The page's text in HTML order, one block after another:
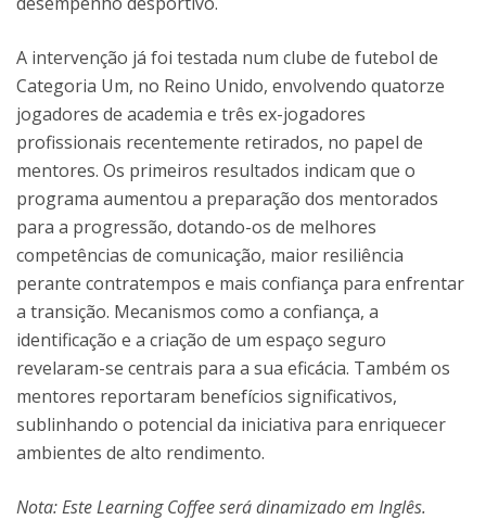
A intervenção já foi testada num clube de futebol de
Categoria Um, no Reino Unido, envolvendo quatorze
jogadores de academia e três ex-jogadores
profissionais recentemente retirados, no papel de
mentores. Os primeiros resultados indicam que o
programa aumentou a preparação dos mentorados
para a progressão, dotando-os de melhores
competências de comunicação, maior resiliência
perante contratempos e mais confiança para enfrentar
a transição. Mecanismos como a confiança, a
identificação e a criação de um espaço seguro
revelaram-se centrais para a sua eficácia. Também os
mentores reportaram benefícios significativos,
sublinhando o potencial da iniciativa para enriquecer
ambientes de alto rendimento.
Nota: Este Learning Coffee será dinamizado em Inglês.